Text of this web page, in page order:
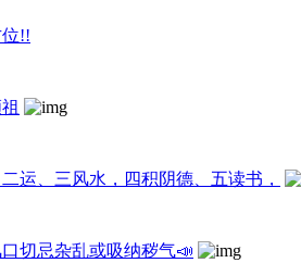
!!
运、三风水，四积阴德、五读书，
切忌杂乱或吸纳秽气📣